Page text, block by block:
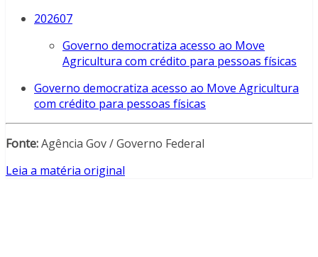
202607
Governo democratiza acesso ao Move
Agricultura com crédito para pessoas físicas
Governo democratiza acesso ao Move Agricultura
com crédito para pessoas físicas
Fonte:Agência Gov / Governo Federal
Leia a matéria original